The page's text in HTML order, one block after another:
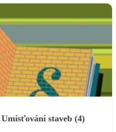
staveb (4)